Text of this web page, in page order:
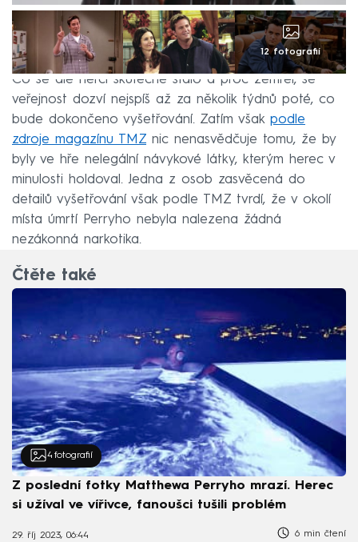
12 fotografií
Co se ale herci skutečně stalo a proč zemřel, se
veřejnost dozví nejspíš až za několik týdnů poté, co
bude dokončeno vyšetřování. Zatím však podle
zdroje magazínu TMZ nic nenasvědčuje tomu, že by
byly ve hře nelegální návykové látky, kterým herec v
minulosti holdoval. Jedna z osob zasvěcená do
detailů vyšetřování však podle TMZ tvrdí, že v okolí
místa úmrtí Perryho nebyla nalezena žádná
nezákonná narkotika.
Čtěte také
4 fotografií
Z poslední fotky Matthewa Perryho mrazí. Herec
si užíval ve vířivce, fanoušci tušili problém
29. říj 2023, 06:44 6 min čtení